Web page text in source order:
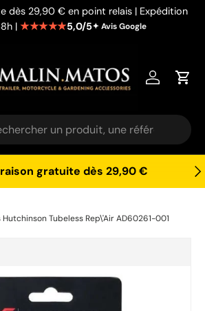
dès 29,90 € en point relais | Expédition
| ★★★★★5,0/5✦ Avis Google
Se
gratuite dès 29,90 €
Tubeless Rep\'Air AD60261-001